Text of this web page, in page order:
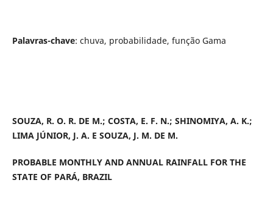
Palavras-chave: chuva, probabilidade, função Gama
SOUZA, R. O. R. DE M.; COSTA, E. F. N.; SHINOMIYA, A. K.;
LIMA JÚNIOR, J. A. E SOUZA, J. M. DE M.
PROBABLE MONTHLY AND ANNUAL RAINFALL FOR THE
STATE OF PARÁ, BRAZIL